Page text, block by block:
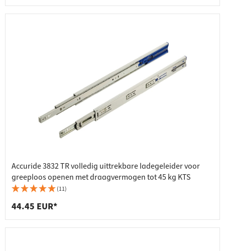
Accuride 3832 TR volledig uittrekbare ladegeleider voor
greeploos openen met draagvermogen tot 45 kg KTS
(11)
44.45 EUR*